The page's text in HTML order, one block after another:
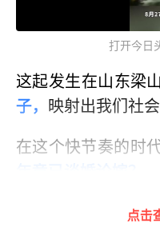
打开今日
这起发生在山东梁
子， 映射出我们社
在这个快节奏的时代
点击